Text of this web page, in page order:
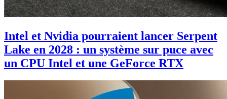
Intel et Nvidia pourraient lancer Serpent
Lake en 2028 : un système sur puce avec
un CPU Intel et une GeForce RTX